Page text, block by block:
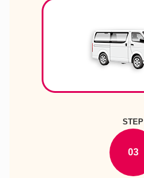
STEP
03